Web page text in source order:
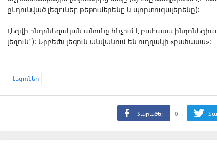
ընդունված լեզուներ թեթումերենը և պորտուգալերենը)։
Լեզվի ինդոնեզական անունը հնչում է բահասա
լեզուն")։ Երբեմն լեզուն անվանում են ուղղակի «բահասա»։
Լեզուներ
Տարածել 0